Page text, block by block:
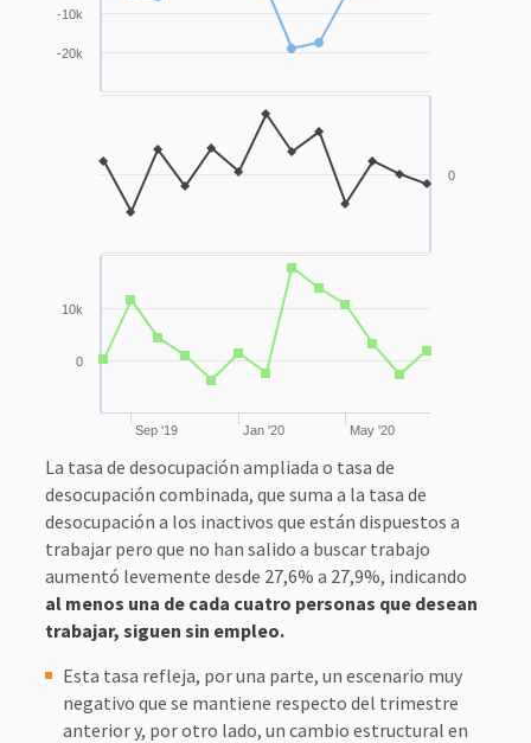
Sep '19 Jan '20 May '20
-20k
-10k
0
0
10k
La tasa de desocupación ampliada o tasa de
desocupación combinada, que suma a la tasa de
desocupación a los inactivos que están dispuestos a
trabajar pero que no han salido a buscar trabajo
aumentó levemente desde 27,6% a 27,9%, indicando
al menos una de cada cuatro personas que desean
trabajar, siguen sin empleo.
Esta tasa refleja, por una parte, un escenario muy
negativo que se mantiene respecto del trimestre
anterior y, por otro lado, un cambio estructural en